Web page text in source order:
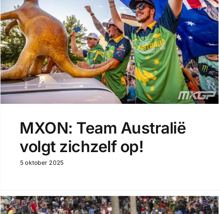
MXON: Team Australië
volgt zichzelf op!
5 oktober 2025